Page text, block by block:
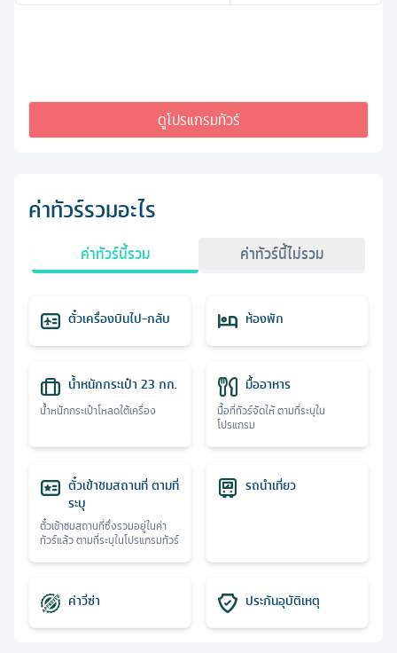
ดูโปรแกรมทัวร์
ค่าทัวร์รวมอะไร
ค่าทัวร์นี้รวม ค่าทัวร์นี้ไม่รวม
ตั๋วเครื่องบินไป-กลับ ห้องพัก
น้ำหนักกระเป๋า 23 กก.
น้ำหนักกระเป๋าโหลดใต้เครื่อง
มื้ออาหาร
มื้อที่ทัวร์จัดให้ ตามที่ระบุใน
โปรแกรม
ตั๋วเข้าชมสถานที่ ตามที่
ระบุ
ตั๋วเข้าชมสถานที่ซึ่งรวมอยู่ในค่า
ทัวร์แล้ว ตามที่ระบุในโปรแกรมทัวร์
รถนำเที่ยว
ค่าวีซ่า ประกันอุบัติเหตุ